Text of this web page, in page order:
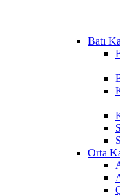
Batı
Orta